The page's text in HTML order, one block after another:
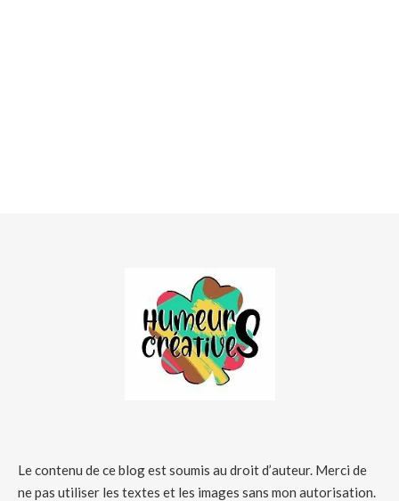
Le contenu de ce blog est soumis au droit d’auteur. Merci de
ne pas utiliser les textes et les images sans mon autorisation.